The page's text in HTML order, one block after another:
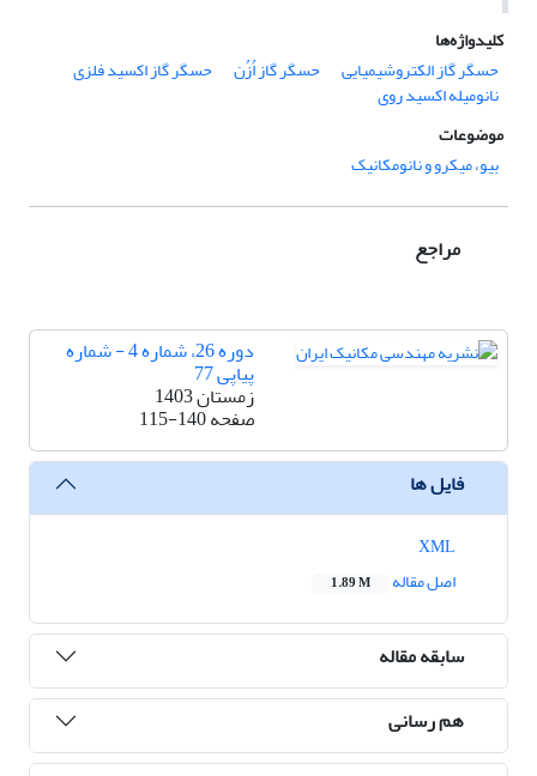
کلیدواژه‌ها
حسگر گاز الکتروشیمیایی
حسگر گاز اُزُن حسگر گاز اکسید فلزی
نانومیله اکسید روی
موضوعات
بیو، میکرو و نانومکانیک
مراجع
دوره 26، شماره 4 - شماره
پیاپی 77
زمستان 1403
صفحه115-140
فایل ها
اصل مقاله
1.89 M
سابقه مقاله
هم رسانی